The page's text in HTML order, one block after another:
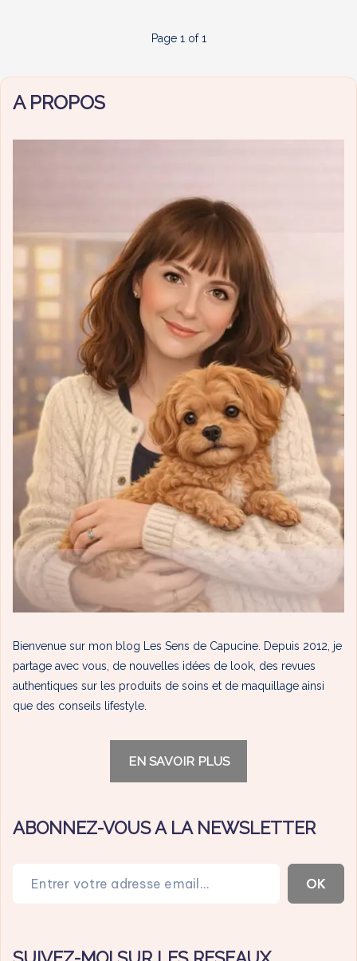
swatch
Metropolis
Page 1 of 1
A PROPOS
Bienvenue sur mon blog Les Sens de Capucine. Depuis 2012, je
partage avec vous, de nouvelles idées de look, des revues
authentiques sur les produits de soins et de maquillage ainsi
que des conseils lifestyle.
EN SAVOIR PLUS
ABONNEZ-VOUS A LA NEWSLETTER
OK